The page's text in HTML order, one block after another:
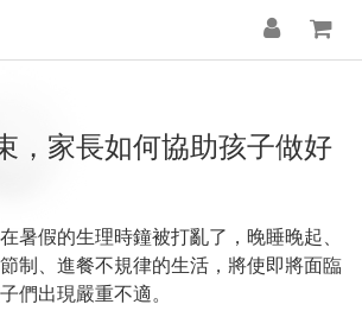
，家長如何協助孩子做好
暑假的生理時鐘被打亂了，晚睡晚起、
制、進餐不規律的生活，將使即將面臨
們出現嚴重不適。